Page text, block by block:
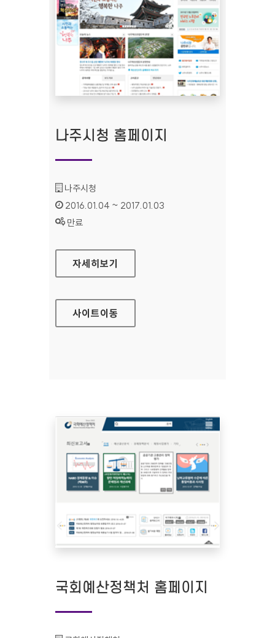
나주시청 홈페이지
기관명 :
나주시청
인증기간 :
2016.01.04 ~ 2017.01.03
상태 :
만료
나주시청 홈페이지
자세히보기
사이트이동
국회예산정책처 홈페이지